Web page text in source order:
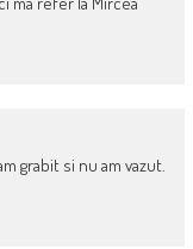
grabit si nu am vazut.